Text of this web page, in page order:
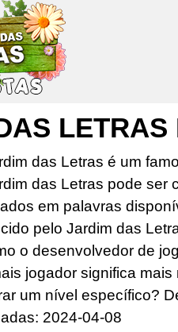
LETRAS
das Letras é um
das Letras pode ser
em palavras
pelo Jardim das
o desenvolvedor de
jogador significa
um nível específico?
2024-04-08